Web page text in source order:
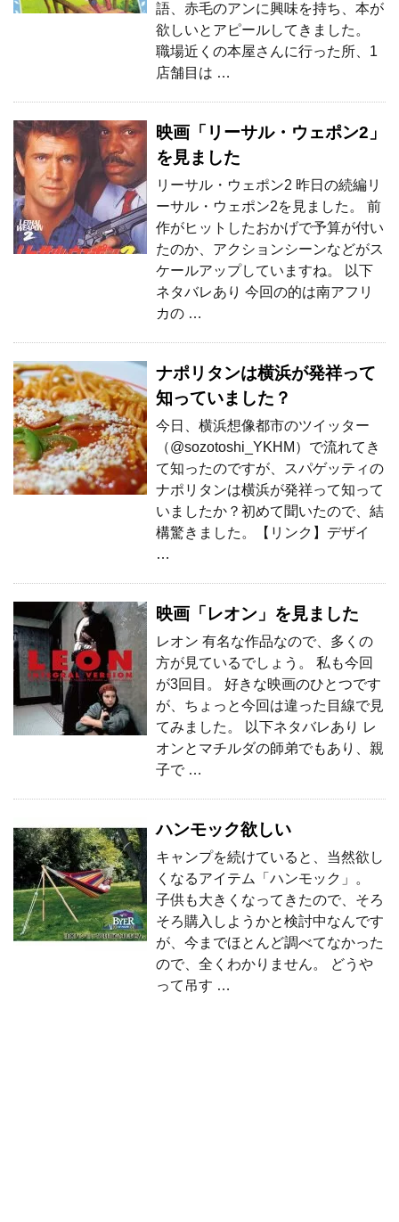
語、赤毛のアンに興味を持ち、本が
欲しいとアピールしてきました。
職場近くの本屋さんに行った所、1
店舗目は …
映画「リーサル・ウェポン2」
を見ました
リーサル・ウェポン2 昨日の続編リ
ーサル・ウェポン2を見ました。 前
作がヒットしたおかげで予算が付い
たのか、アクションシーンなどがス
ケールアップしていますね。 以下
ネタバレあり 今回の的は南アフリ
カの …
ナポリタンは横浜が発祥って
知っていました？
今日、横浜想像都市のツイッター
（@sozotoshi_YKHM）で流れてき
て知ったのですが、スパゲッティの
ナポリタンは横浜が発祥って知って
いましたか？初めて聞いたので、結
構驚きました。【リンク】デザイ
…
映画「レオン」を見ました
レオン 有名な作品なので、多くの
方が見ているでしょう。 私も今回
が3回目。 好きな映画のひとつです
が、ちょっと今回は違った目線で見
てみました。 以下ネタバレあり レ
オンとマチルダの師弟でもあり、親
子で …
ハンモック欲しい
キャンプを続けていると、当然欲し
くなるアイテム「ハンモック」。
子供も大きくなってきたので、そろ
そろ購入しようかと検討中なんです
が、今までほとんど調べてなかった
ので、全くわかりません。 どうや
って吊す …